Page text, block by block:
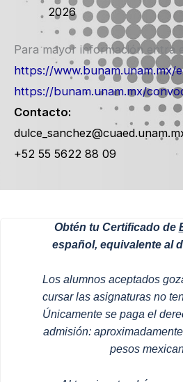
2026
Para mayor información entra
https://www.bunam.unam.mx/
https://bunam.unam.mx/
Contacto:
+52 55 5622 88 09
Obtén tu Certificado de
español, equivalente al
Los alumnos aceptados
cursar las asignaturas no
Únicamente se paga el
admisión:
pesos